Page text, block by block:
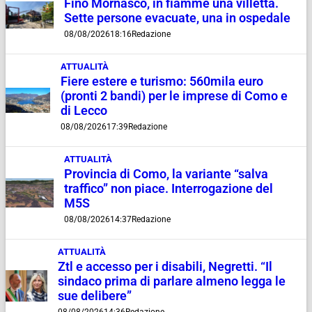
Fino Mornasco, in fiamme una villetta.
Sette persone evacuate, una in ospedale
08/08/202618:16Redazione
ATTUALITÀ
Fiere estere e turismo: 560mila euro
(pronti 2 bandi) per le imprese di Como e
di Lecco
08/08/202617:39 Redazione
ATTUALITÀ
Provincia di Como, la variante “salva
traffico” non piace. Interrogazione del
M5S
08/08/202614:37Redazione
ATTUALITÀ
Ztl e accesso per i disabili, Negretti. “Il
sindaco prima di parlare almeno legga le
sue delibere”